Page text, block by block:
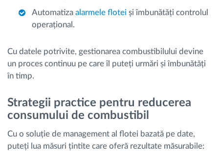
Automatiza alarmele flotei și îmbunătăți controlul
operațional.
Cu datele potrivite, gestionarea combustibilului devine
un proces continuu pe care îl puteți urmări și îmbunătăți
în timp.
Strategii practice pentru reducerea
consumului de combustibil
Cu o soluție de management al flotei bazată pe date,
puteți lua măsuri țintite care oferă rezultate măsurabile: